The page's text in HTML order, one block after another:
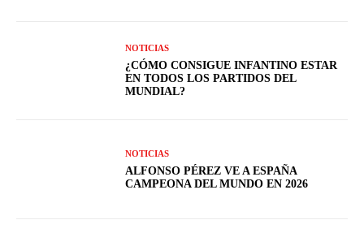
NOTICIAS
¿CÓMO CONSIGUE INFANTINO ESTAR
EN TODOS LOS PARTIDOS DEL
MUNDIAL?
NOTICIAS
ALFONSO PÉREZ VE A ESPAÑA
CAMPEONA DEL MUNDO EN 2026